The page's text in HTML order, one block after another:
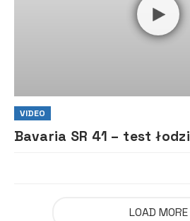
VIDEO
Bavaria SR 41 – test łodzi
LOAD MORE